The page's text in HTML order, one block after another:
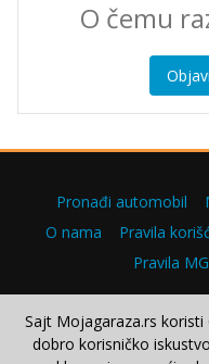
Objavi
Pronađi automobil
O nama
Pravila
Pravila
Sajt Mojagaraza.rs
dobro korisničko